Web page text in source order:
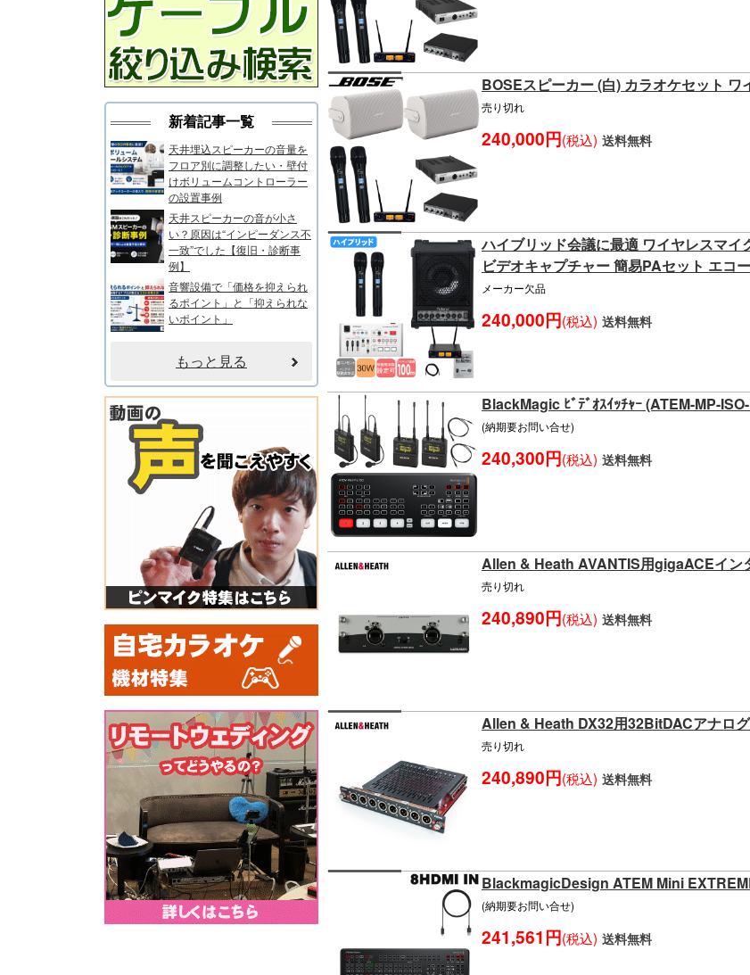
BOSEスピーカー (白) カラオケセット
売り切れ
240,000円(税込) 送料無料
ハイブリッド会議に最適 ワイヤレスマ
ビデオキャプチャー 簡易PAセット エコ
メーカー欠品
240,000円(税込) 送料無料
BlackMagic ﾋﾞﾃﾞｵｽｲｯﾁｬｰ (ATEM-MP-
(納期要お問い合せ)
240,300円(税込) 送料無料
Allen & Heath AVANTIS用gigaACEイン
売り切れ
240,890円(税込) 送料無料
Allen & Heath DX32用32BitDACアナロ
売り切れ
240,890円(税込) 送料無料
BlackmagicDesign ATEM Mini
(納期要お問い合せ)
241,561円(税込) 送料無料
新着記事一覧
天井埋込スピーカーの音量を
フロア別に調整したい・壁付
けボリュームコントローラー
の設置事例
天井スピーカーの音が小さ
い？原因は“インピーダンス不
一致”でした【復旧・診断事
例】
音響設備で「価格を抑えられ
るポイント」と「抑えられな
いポイント」
もっと見る